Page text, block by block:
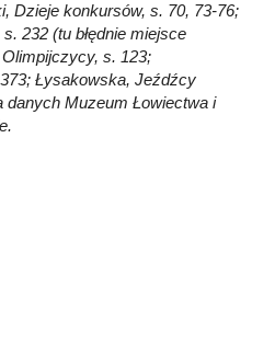
Dzieje konkursów, s. 70, 73-76;
232 (tu błędnie miejsce
s. 123;
Łysakowska, Jeźdźcy
danych Muzeum Łowiectwa i